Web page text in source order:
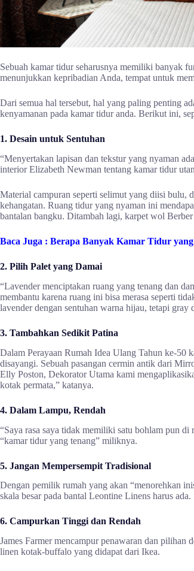
Sebuah kamar tidur seharusnya memiliki banyak
menunjukkan kepribadian Anda, tempat untuk
Dari semua hal tersebut, hal yang paling penting
kenyamanan pada kamar tidur anda. Berikut ini,
1. Desain untuk Sentuhan
“Menyertakan lapisan dan tekstur yang nyaman
interior Elizabeth Newman tentang kamar tidur
Material campuran seperti selimut yang diisi bulu,
kehangatan. Ruang tidur yang nyaman ini
bantalan bangku. Ditambah lagi, karpet wol
Baca Juga : Berapa Banyak Kamar Tidur
2. Pilih Palet yang Damai
“Lavender menciptakan ruang yang tenang dan
membantu karena ruang ini bisa merasa seperti
lavender dengan sentuhan warna hijau, tetapi
3. Tambahkan Sedikit Patina
Dalam Perayaan Rumah Idea Ulang Tahun ke-50
disayangi. Sebuah pasangan cermin antik dari
Elly Poston, Dekorator Utama kami
kotak permata,” katanya.
4. Dalam Lampu, Rendah
“Saya rasa saya tidak memiliki satu bohlam pun
“kamar tidur yang tenang” miliknya.
5. Jangan Mempersempit Tradisional
Dengan pemilik rumah yang akan “menorehkan
skala besar pada bantal Leontine Linens harus ada.
6. Campurkan Tinggi dan Rendah
James Farmer mencampur penawaran dan pilihan
linen kotak-buffalo yang didapat dari Ikea.